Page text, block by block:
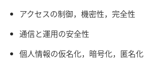
アクセスの制御，機密性，完全性
通信と運用の安全性
個人情報の仮名化，暗号化，匿名化